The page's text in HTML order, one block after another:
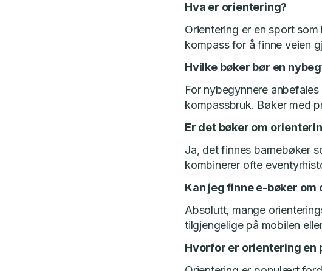
Hva er orientering?
Orientering er en sport
kompass for å finne veien
Hvilke bøker bør en
For nybegynnere
kompassbruk. Bøker med
Er det bøker om
Ja, det finnes barnebøker
kombinerer ofte
Kan jeg finne e-bøker om
Absolutt, mange
tilgjengelige på mobilen
Hvorfor er orientering en